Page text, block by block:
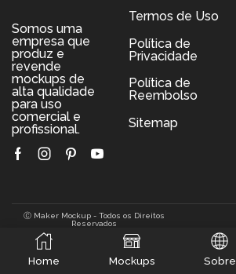
Somos uma
empresa que
produz e
revende
mockups de
alta qualidade
para uso
comercial e
profissional.
FacebookInstagram
PinterestYoutube
Termos de Uso
Política de
Privacidade
Política de
Reembolso
Sitemap
Ⓒ Maker Mockup - Todos os Direitos
Reservados
Home Mockups Sobre